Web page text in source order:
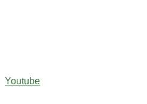
Youtube